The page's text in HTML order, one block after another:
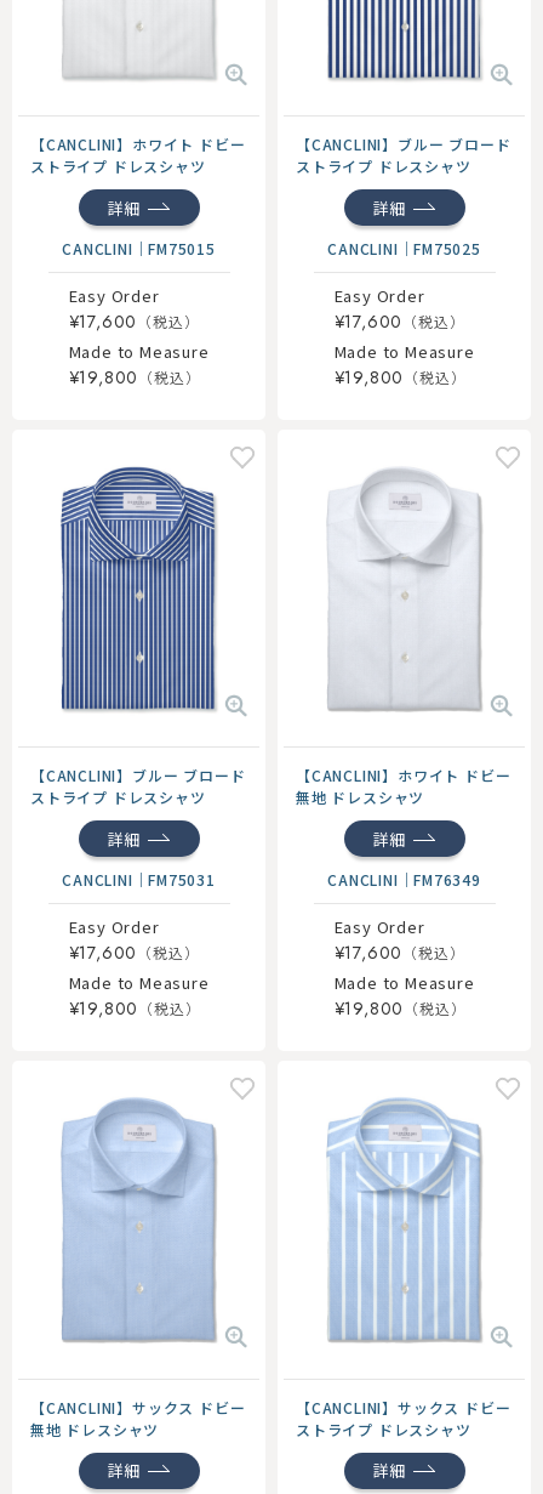
【CANCLINI】ホワイト ドビー
ストライプ ドレスシャツ
詳細
CANCLINI ｜FM75015
Easy Order
¥17,600
Made to Measure
¥19,800
【CANCLINI】ブルー ブロード
ストライプ ドレスシャツ
詳細
CANCLINI ｜FM75025
Easy Order
¥17,600
Made to Measure
¥19,800
【CANCLINI】ブルー ブロード
ストライプ ドレスシャツ
詳細
CANCLINI ｜FM75031
Easy Order
¥17,600
Made to Measure
¥19,800
【CANCLINI】ホワイト ドビー
無地 ドレスシャツ
詳細
CANCLINI ｜FM76349
Easy Order
¥17,600
Made to Measure
¥19,800
【CANCLINI】サックス ドビー
無地 ドレスシャツ
詳細
【CANCLINI】サックス ドビー
ストライプ ドレスシャツ
詳細